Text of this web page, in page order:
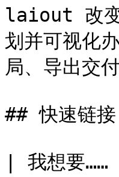
laiout 改变
划并可视化
局、导出交
## 快速链接
| 我想